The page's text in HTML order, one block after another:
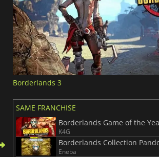
Borderlands 3
SAME FRANCHISE
K4G
Eneba